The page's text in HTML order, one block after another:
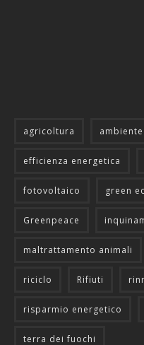
agricoltura ambiente
efficienza energetica
fotovoltaico green
Greenpeace
maltrattamento animali
riciclo Rifiuti
risparmio energetico
terra dei fuochi